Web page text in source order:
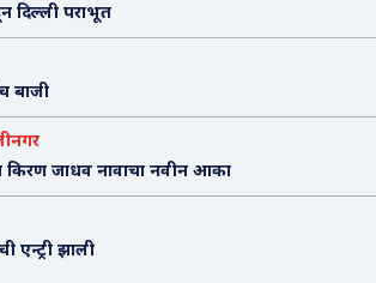
दिल्ली पराभूत
बाजी
किरण जाधव नावाचा नवीन आका
एन्ट्री झाली